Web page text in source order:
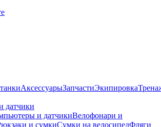
АксессуарыЗапчастиЭкипировка
датчики
и датчикиВелофонари и
и сумкиСумки на велосипедФляги